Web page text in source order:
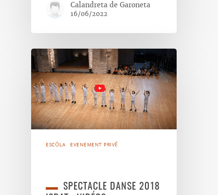
Calandreta de Garoneta
16/06/2022
ESCÒLA EVENEMENT PRIVÉ
SPECTACLE DANSE 2018